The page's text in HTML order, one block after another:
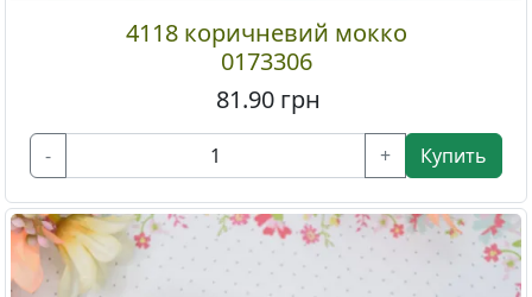
4118 коричневий мокко
0173306
81.90 грн
- + Купить